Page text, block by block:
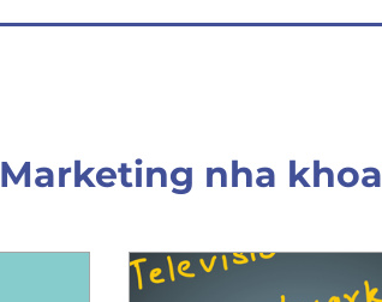
Marketing nha khoa